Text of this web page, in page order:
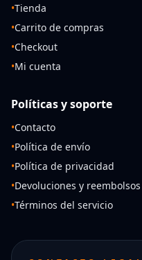
•Tienda
•Carrito de compras
•Checkout
•Mi cuenta
Políticas y soporte
•Contacto
•Política de envío
•Política de privacidad
•Devoluciones y reembolsos
•Términos del servicio